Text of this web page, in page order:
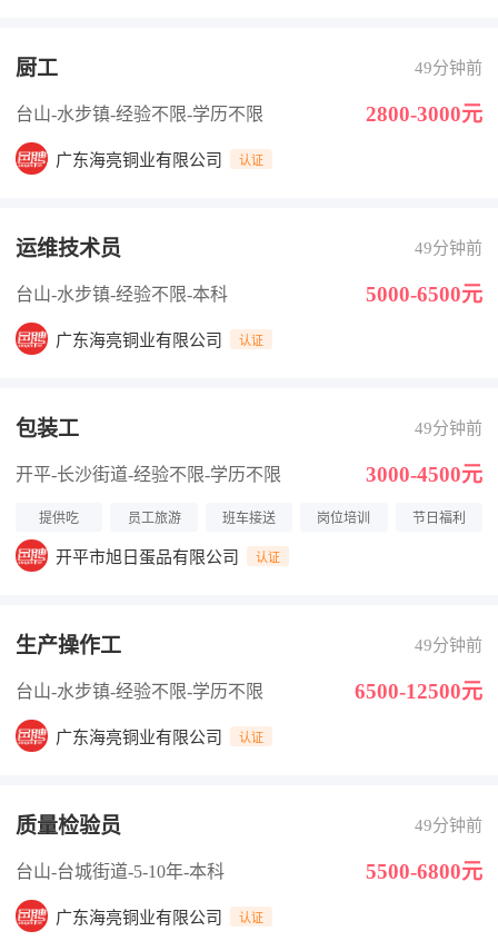
厨工 49分钟前
台山-水步镇-经验不限-学历不限 2800-3000元
广东海亮铜业有限公司 认证
运维技术员 49分钟前
台山-水步镇-经验不限-本科 5000-6500元
广东海亮铜业有限公司 认证
包装工 49分钟前
开平-长沙街道-经验不限-学历不限 3000-4500元
提供吃 员工旅游 班车接送 岗位培训 节日福利
开平市旭日蛋品有限公司 认证
生产操作工 49分钟前
台山-水步镇-经验不限-学历不限 6500-12500元
广东海亮铜业有限公司 认证
质量检验员 49分钟前
台山-台城街道-5-10年-本科 5500-6800元
广东海亮铜业有限公司 认证